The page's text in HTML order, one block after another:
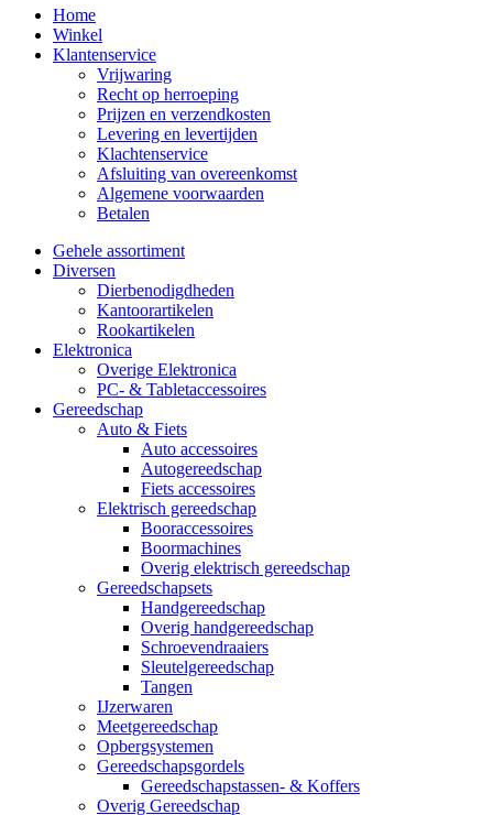
Home
Winkel
Klantenservice
Vrijwaring
Recht op herroeping
Prijzen en verzendkosten
Levering en levertijden
Klachtenservice
Afsluiting van overeenkomst
Algemene voorwaarden
Betalen
Gehele assortiment
Diversen
Dierbenodigdheden
Kantoorartikelen
Rookartikelen
Elektronica
Overige Elektronica
PC- & Tabletaccessoires
Gereedschap
Auto & Fiets
Auto accessoires
Autogereedschap
Fiets accessoires
Elektrisch gereedschap
Booraccessoires
Boormachines
Overig elektrisch gereedschap
Gereedschapsets
Handgereedschap
Overig handgereedschap
Schroevendraaiers
Sleutelgereedschap
Tangen
IJzerwaren
Meetgereedschap
Opbergsystemen
Gereedschapsgordels
Gereedschapstassen- & Koffers
Overig Gereedschap